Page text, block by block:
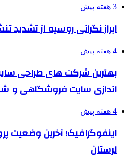
3 هفته پیش
ابراز نگرانی روسیه از تشدید
4 هفته پیش
بهترین شرکت های طراحی
اندازی سایت فروشگاهی و
4 هفته پیش
اینفوگرافیک؛ آخرین وضعیت
لرستان